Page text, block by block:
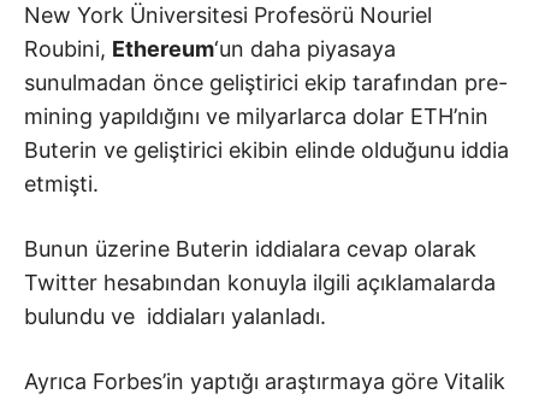
New York Üniversitesi Profesörü Nouriel
Roubini, Ethereum‘un daha piyasaya
sunulmadan önce geliştirici ekip tarafından pre-
mining yapıldığını ve milyarlarca dolar ETH’nin
Buterin ve geliştirici ekibin elinde olduğunu iddia
etmişti.
Bunun üzerine Buterin iddialara cevap olarak
Twitter hesabından konuyla ilgili açıklamalarda
bulundu ve iddiaları yalanladı.
Ayrıca Forbes’in yaptığı araştırmaya göre Vitalik